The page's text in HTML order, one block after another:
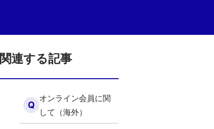
関連する記事
Q
オンライン会員に関
して（海外）